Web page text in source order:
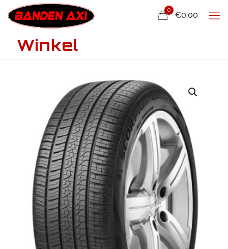
0
€0,00
Winkel